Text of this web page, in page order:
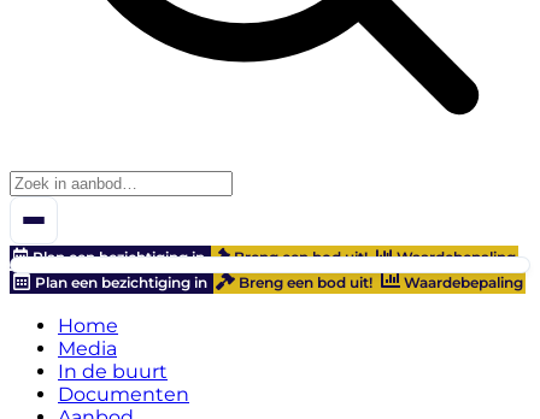
Plan een bezichtiging in Breng een bod uit!
Waardebepaling
Plan een bezichtiging in
Breng een bod uit! Waardebepaling
Home
Media
In de buurt
Documenten